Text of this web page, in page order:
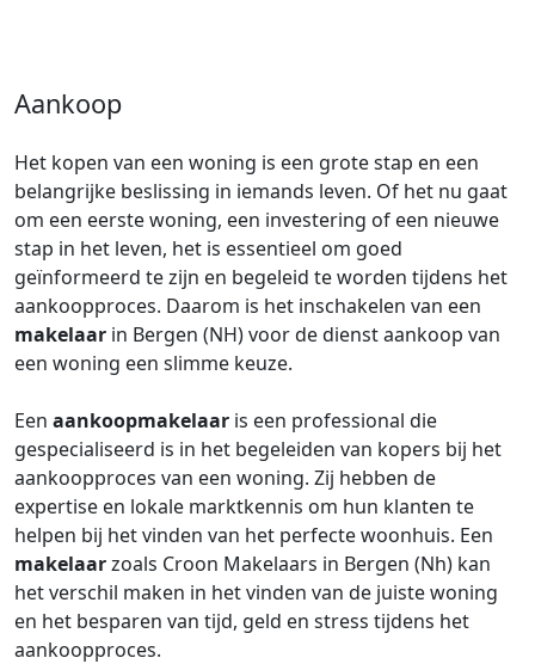
Aankoop
Het kopen van een woning is een grote stap en een
belangrijke beslissing in iemands leven. Of het nu gaat
om een eerste woning, een investering of een nieuwe
stap in het leven, het is essentieel om goed
geïnformeerd te zijn en begeleid te worden tijdens het
aankoopproces. Daarom is het inschakelen van een
makelaar in Bergen (NH) voor de dienst aankoop van
een woning een slimme keuze.
Een aankoopmakelaar is een professional die
gespecialiseerd is in het begeleiden van kopers bij het
aankoopproces van een woning. Zij hebben de
expertise en lokale marktkennis om hun klanten te
helpen bij het vinden van het perfecte woonhuis. Een
makelaarzoals Croon Makelaars in Bergen (Nh) kan
het verschil maken in het vinden van de juiste woning
en het besparen van tijd, geld en stress tijdens het
aankoopproces.